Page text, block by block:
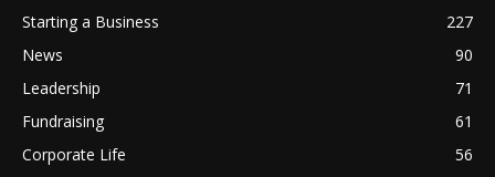
Starting a Business
227
News
90
Leadership
71
Fundraising
61
Corporate Life
56